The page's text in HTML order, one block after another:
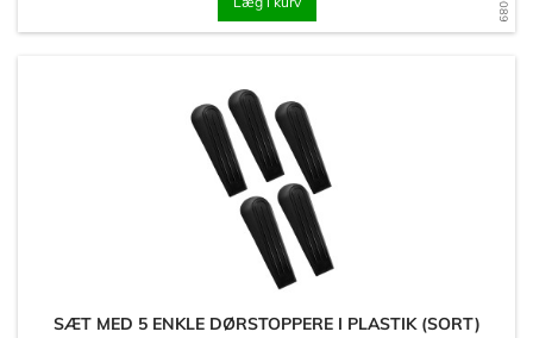
SÆT MED 5 ENKLE DØRSTOPPERE I PLASTIK (SORT)